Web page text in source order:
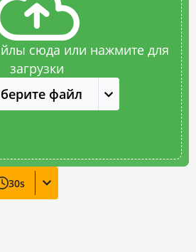
сюда или нажмите для
загрузки
файл
30s